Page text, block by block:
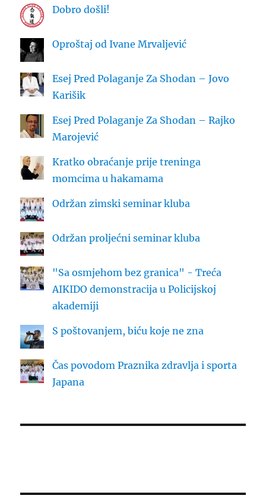
Dobro došli!
Oproštaj od Ivane Mrvaljević
Esej Pred Polaganje Za Shodan – Jovo
Karišik
Esej Pred Polaganje Za Shodan – Rajko
Marojević
Kratko obraćanje prije treninga
momcima u hakamama
Održan zimski seminar kluba
Održan proljećni seminar kluba
"Sa osmjehom bez granica" - Treća
AIKIDO demonstracija u Policijskoj
akademiji
S poštovanjem, biću koje ne zna
Čas povodom Praznika zdravlja i sporta
Japana